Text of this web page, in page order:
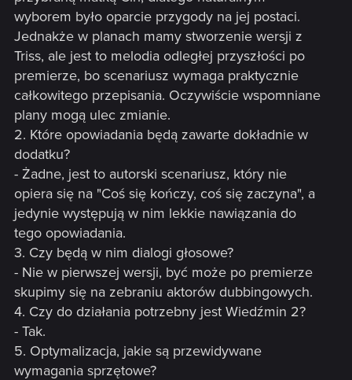
wyborem było oparcie przygody na jej postaci.
Jednakże w planach mamy stworzenie wersji z
Triss, ale jest to melodia odległej przyszłości po
premierze, bo scenariusz wymaga praktycznie
całkowitego przepisania. Oczywiście wspomniane
plany mogą ulec zmianie.
2. Które opowiadania będą zawarte dokładnie w
dodatku?
- Żadne, jest to autorski scenariusz, który nie
opiera się na "Coś się kończy, coś się zaczyna", a
jedynie występują w nim lekkie nawiązania do
tego opowiadania.
3. Czy będą w nim dialogi głosowe?
- Nie w pierwszej wersji, być może po premierze
skupimy się na zebraniu aktorów dubbingowych.
4. Czy do działania potrzebny jest Wiedźmin 2?
- Tak.
5. Optymalizacja, jakie są przewidywane
wymagania sprzętowe?